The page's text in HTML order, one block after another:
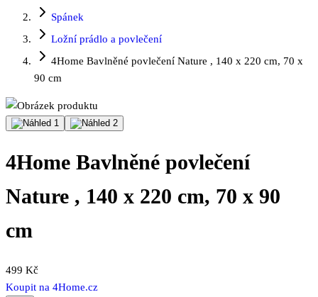
Spánek
Ložní prádlo a povlečení
4Home Bavlněné povlečení Nature , 140 x 220 cm, 70 x
90 cm
4Home Bavlněné povlečení
Nature , 140 x 220 cm, 70 x 90
cm
499 Kč
Koupit na 4Home.cz